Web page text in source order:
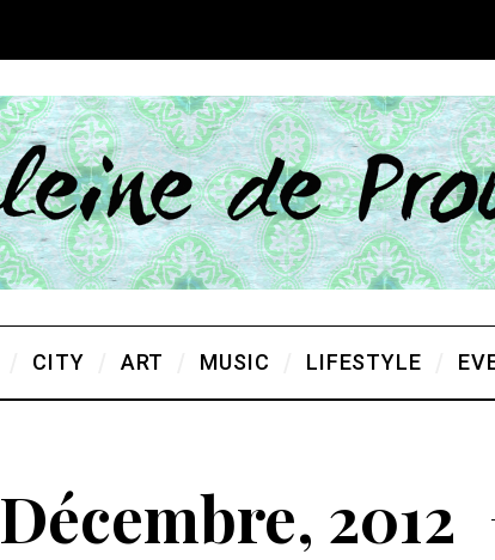
CITY ART MUSIC LIFESTYLE
Décembre, 2012